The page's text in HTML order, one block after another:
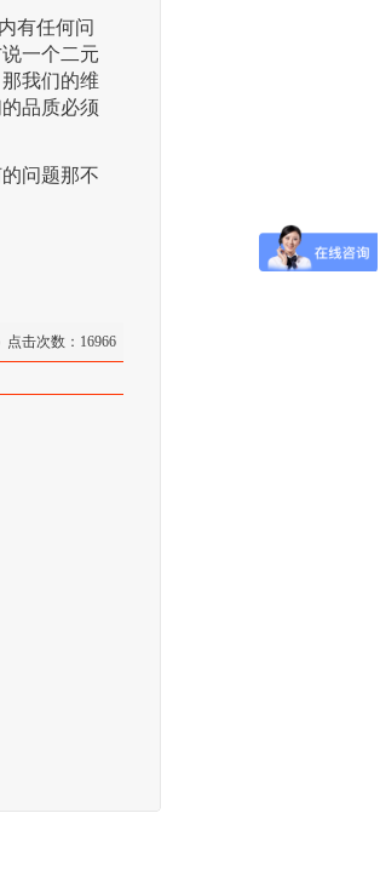
有任何问
一个二元
我们的维
品质必须
问题那不
点击次数：16966